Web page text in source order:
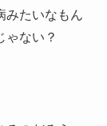
みたいなもん
ゃない？